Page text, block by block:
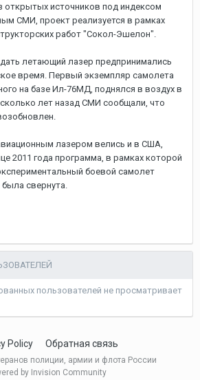
открытых источников под индексом
СМИ, проект реализуется в рамках
работ "Сокол-Эшелон".
летающий лазер предпринимались
время. Первый экземпляр самолета
на базе Ил-76МД, поднялся в воздух в
лет назад СМИ сообщали, что
лазером велись и в США,
2011 года программа, в рамках которой
боевой самолет
свернута.
пользователей не просматривает
Policy Обратная связь
полиции, армии и флота России
by Invision Community